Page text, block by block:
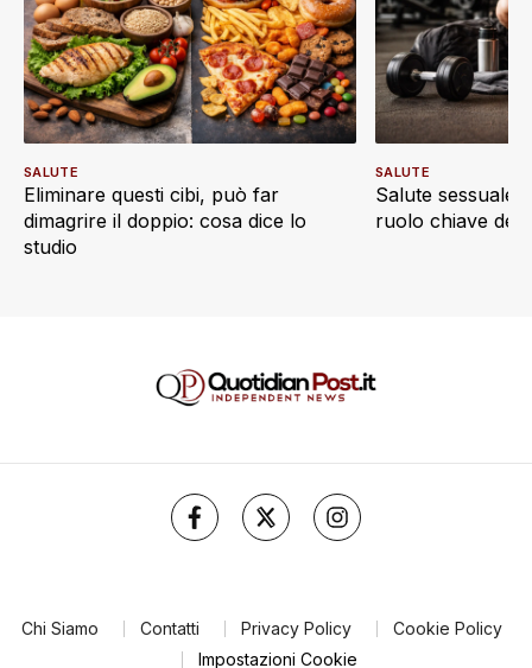
Eliminare questi cibi, può far
dimagrire il doppio: cosa dice lo
studio
SALUTE
Salute sessuale
ruolo chiave
SALUTE
Chi Siamo Contatti Privacy Policy
Cookie Policy
Impostazioni Cookie